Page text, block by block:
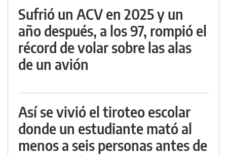
Sufrió un ACV en 2025 y un
año después, a los 97, rompió el
récord de volar sobre las alas
de un avión
Así se vivió el tiroteo escolar
donde un estudiante mató al
menos a seis personas antes de